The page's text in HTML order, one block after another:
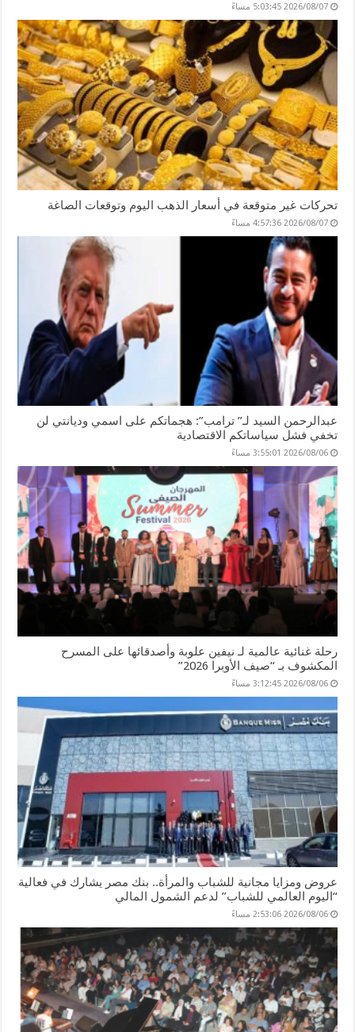
2026/08/07 5:03:45 مساءً
تحركات غير متوقعة في أسعار الذهب اليوم وتوقعات الصاغة
2026/08/07 4:57:36 مساءً
عبدالرحمن السيد لـ” ترامب”: هجماتكم على اسمي وديانتي لن
تخفي فشل سياساتكم الاقتصادية
2026/08/06 3:55:01 مساءً
رحلة غنائية عالمية لـ نيفين علوبة وأصدقائها على المسرح
المكشوف بـ “صيف الأوبرا 2026”
2026/08/06 3:12:45 مساءً
عروض ومزايا مجانية للشباب والمرأة.. بنك مصر يشارك في فعالية
“اليوم العالمي للشباب” لدعم الشمول المالي
2026/08/06 2:53:06 مساءً